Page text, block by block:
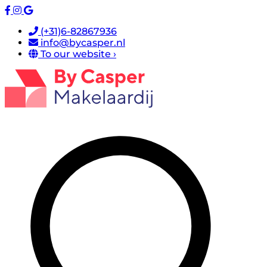
(+31)6-82867936
info@bycasper.nl
To our website ›